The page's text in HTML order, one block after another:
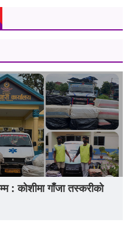
: कोशीमा गाँजा तस्करीको